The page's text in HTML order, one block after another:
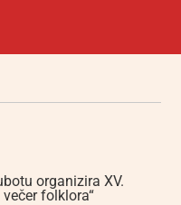
organizira XV.
folklora“